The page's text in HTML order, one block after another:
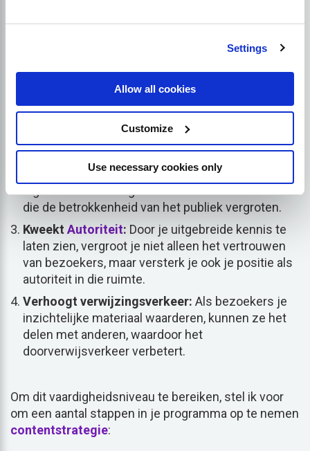
Settings
Allow all cookies
Customize
Use necessary cookies only
Wanneer je uitgebreide
kennisAls bezoekers meer weten over een
bepaald onderwerp, is de kans groter dat ze de
Door gebruik te maken
van je gespecialiseerde kennis, kun je
die de betrokkenheid van het publiek vergroten.
Kweekt Autoriteit: Door je uitgebreide kennis te
laten zien, vergroot je niet alleen het vertrouwen
van bezoekers, maar versterk je ook je positie als
autoriteit in die ruimte.
Verhoogt verwijzingsverkeer: Als bezoekers je
inzichtelijke materiaal waarderen, kunnen ze het
delen met anderen, waardoor het
doorverwijsverkeer verbetert.
Om dit vaardigheidsniveau te bereiken, stel ik voor
om een aantal stappen in je programma op te nemen
contentstrategie: